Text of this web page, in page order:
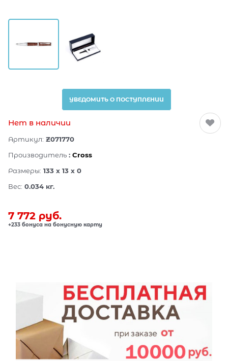
УВЕДОМИТЬ О ПОСТУПЛЕНИИ
Нет в наличии
Артикул: Z071770
Производитель : Cross
Размеры: 133 x 13 x 0
Вес: 0.034 кг.
7 772 руб.
+233 бонуса на бонусную карту